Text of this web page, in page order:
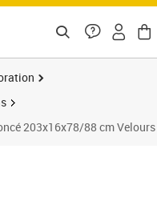
203x16x78/88 cm Velours